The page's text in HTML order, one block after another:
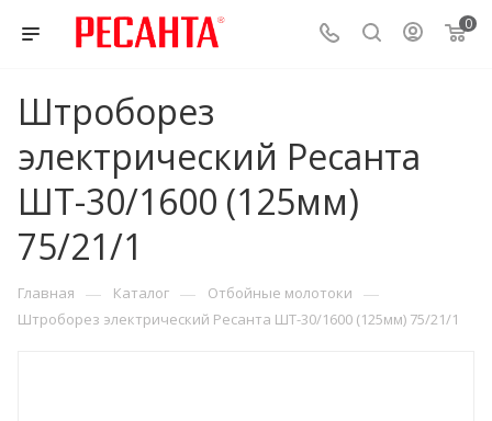
0
Штроборез
электрический Ресанта
ШТ-30/1600 (125мм)
75/21/1
Главная — Каталог — Отбойные молотоки —
Штроборез электрический Ресанта ШТ-30/1600 (125мм) 75/21/1